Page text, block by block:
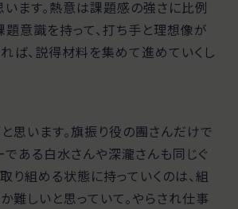
ます。熱意は課題感の強さに比例
題意識を持って、打ち手と理想像が
ば、説得材料を集めて進めていくし
思います。旗振り役の團さんだけで
である白水さんや深瀧さんも同じぐ
り組める状態に持っていくのは、組
難しいと思っていて。やらされ仕事